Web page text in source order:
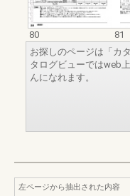
80
81
お探しのページは「カ
タログビューではweb
んになれます。
左ページから抽出された内容